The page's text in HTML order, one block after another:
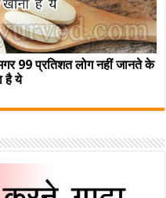
99 प्रतिशत लोग नहीं जानते के
है ये